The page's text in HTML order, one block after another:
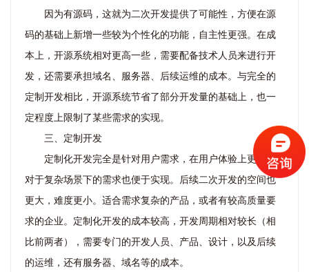
因为有源码，这就为二次开发提供了可能性，方便在源
码的基础上新增一些较为个性化的功能，自主性更强。在成
本上，开源系统相对更高一些，需要配备技术人员来进行开
发，还需要承担域名、服务器、后续运维的成本。与完全的
定制开发相比，开源系统节省了部分开发量的基础上，也一
定程度上限制了某些需求的实现。
三、定制开发
定制化开发完全是针对用户需求，在用户体验上更好，
对于复杂场景下的需求也便于实现。后续二次开发的空间也
更大，难度更小。适合需求复杂的产品，或者有较高质量要
求的企业。定制化开发的成本较高，开发周期相对较长（相
比前两者），需要专门的开发人员、产品、设计，以及后续
的运维，还有服务器、域名等的成本。